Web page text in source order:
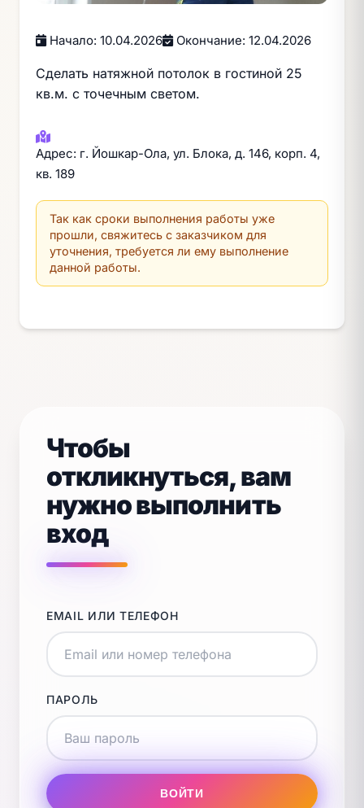
Начало: 10.04.2026 Окончание: 12.04.2026
Сделать натяжной потолок в гостиной 25
кв.м. с точечным светом.
Адрес: г. Йошкар-Ола, ул. Блока, д. 146, корп. 4,
кв. 189
Так как сроки выполнения работы уже
прошли, свяжитесь с заказчиком для
уточнения, требуется ли ему выполнение
данной работы.
Чтобы
откликнуться, вам
нужно выполнить
вход
EMAIL ИЛИ ТЕЛЕФОН
ПАРОЛЬ
ВОЙТИ